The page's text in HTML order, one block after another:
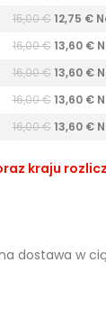
15,00 € 12,75 €
16,00 € 13,60 €
16,00 € 13,60 €
16,00 € 13,60 €
16,00 € 13,60 €
kraju
dostawa w